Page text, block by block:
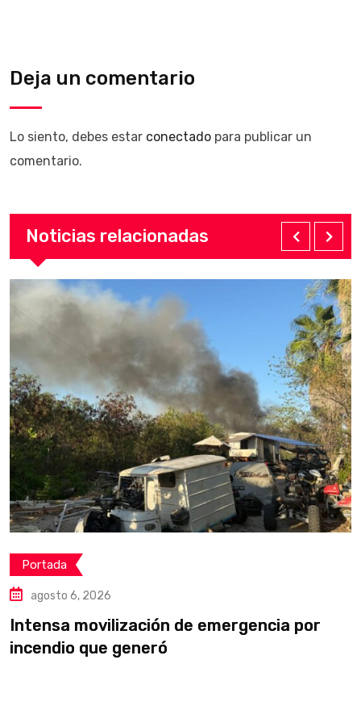
Deja un comentario
Lo siento, debes estar conectado para publicar un
comentario.
Noticias relacionadas
Portada
agosto 6, 2026
Intensa movilización de emergencia por
incendio que generó